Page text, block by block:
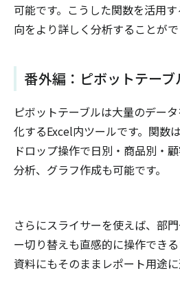
可能です。こうした関数を活用
向をより詳しく分析することがで
番外編：ピボットテーブ
ピボットテーブルは大量のデー
化するExcel内ツールです。関数
ドロップ操作で日別・商品別・
分析、グラフ作成も可能です。
さらにスライサーを使えば、部
ー切り替えも直感的に操作でき
資料にもそのままレポート用途に